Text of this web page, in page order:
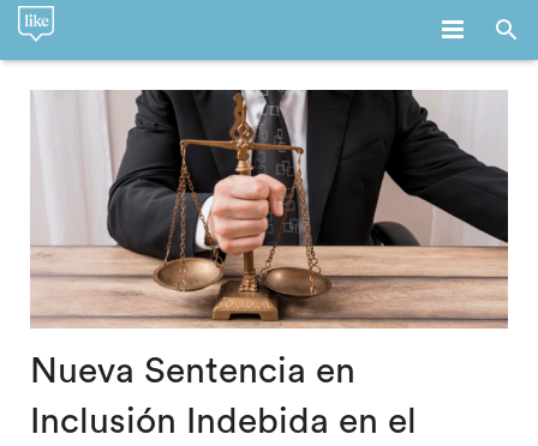
INICIO
SERVICIOS
EQUIPO
EMPLEO
BLOG
CONTACTO
Nueva Sentencia en
Inclusión Indebida en el